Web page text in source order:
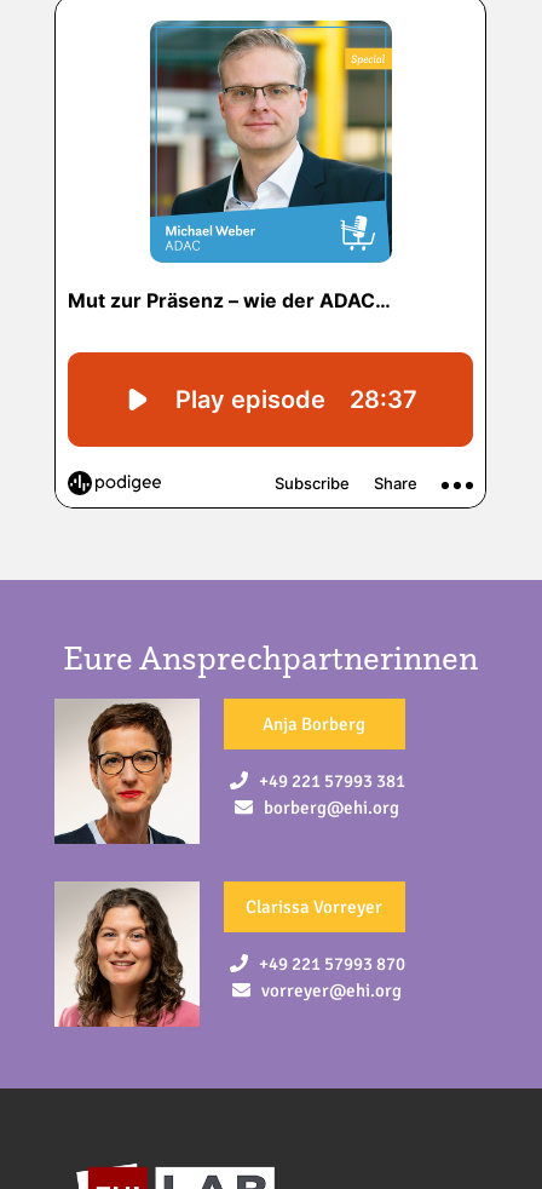
Eure Ansprechpartnerinnen
Anja Borberg
+49 221 57993 381
borberg@ehi.org
Clarissa Vorreyer
+49 221 57993 870
vorreyer@ehi.org